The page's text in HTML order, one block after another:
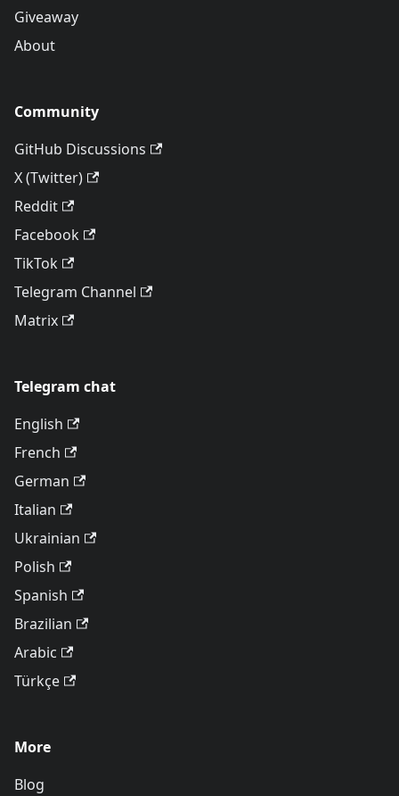
Giveaway
About
Community
GitHub Discussions
X (Twitter)
Reddit
Facebook
TikTok
Telegram Channel
Matrix
Telegram chat
English
French
German
Italian
Ukrainian
Polish
Spanish
Brazilian
Arabic
Türkçe
More
Blog